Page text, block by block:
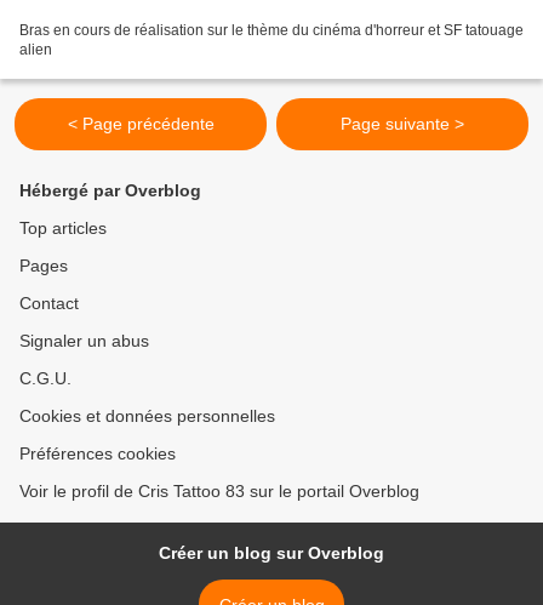
Bras en cours de réalisation sur le thème du cinéma d'horreur et SF tatouage
alien
< Page précédente Page suivante >
Hébergé par Overblog
Top articles
Pages
Contact
Signaler un abus
C.G.U.
Cookies et données personnelles
Préférences cookies
Voir le profil de Cris Tattoo 83 sur le portail Overblog
Créer un blog sur Overblog